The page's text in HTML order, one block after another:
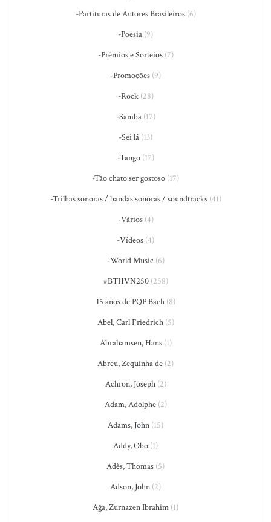
-Partituras de Autores Brasileiros(6)
-Poesia (9)
-Prêmios e Sorteios(7)
-Promoções (9)
-Rock(28)
-Samba(17)
-Sei lá (13)
-Tango(17)
-Tão chato ser gostoso (17)
-Trilhas sonoras / bandas sonoras / soundtracks(41)
-Vários(4)
-Vídeos (4)
-World Music (6)
#BTHVN250(258)
15 anos de PQP Bach(8)
Abel, Carl Friedrich(5)
Abrahamsen, Hans(1)
Abreu, Zequinha de (2)
Achron, Joseph(2)
Adam, Adolphe(2)
Adams, John (15)
Addy, Obo (1)
Adès, Thomas (5)
Adson, John (2)
Ağa, Zurnazen Ibrahim (1)